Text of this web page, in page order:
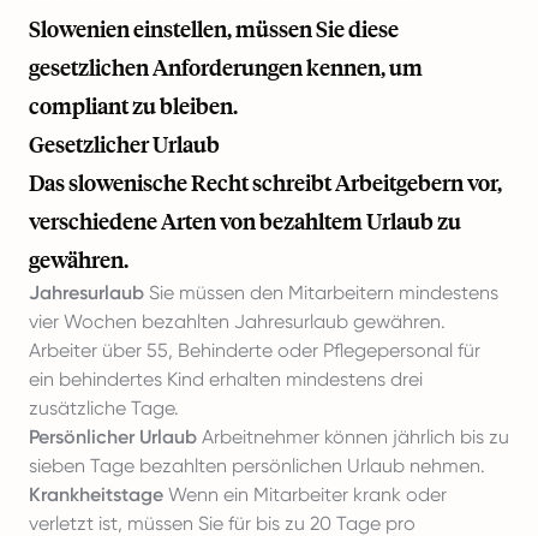
Slowenien einstellen, müssen Sie diese
gesetzlichen Anforderungen kennen, um
compliant zu bleiben.
Gesetzlicher Urlaub
Das slowenische Recht schreibt Arbeitgebern vor,
verschiedene Arten von bezahltem Urlaub zu
gewähren.
Jahresurlaub Sie müssen den Mitarbeitern mindestens
vier Wochen bezahlten Jahresurlaub gewähren.
Arbeiter über 55, Behinderte oder Pflegepersonal für
ein behindertes Kind erhalten mindestens drei
zusätzliche Tage.
Persönlicher Urlaub Arbeitnehmer können jährlich bis zu
sieben Tage bezahlten persönlichen Urlaub nehmen.
Krankheitstage Wenn ein Mitarbeiter krank oder
verletzt ist, müssen Sie für bis zu 20 Tage pro